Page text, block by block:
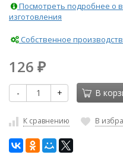
Посмотреть подробнее о
изготовления
Собственное
126 ₽
- + В
К сравнению В